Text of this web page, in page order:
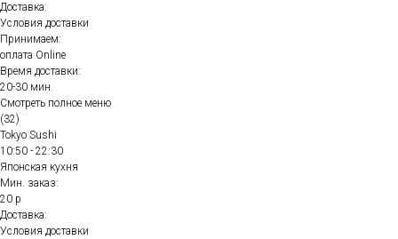
Доставка:
Условия доставки
Принимаем:
оплата Online
Время доставки:
20-30 мин.
Смотреть полное меню
(32)
Tokyo Sushi
10:50 - 22:30
Японская кухня
Мин. заказ:
20 р
Доставка:
Условия доставки